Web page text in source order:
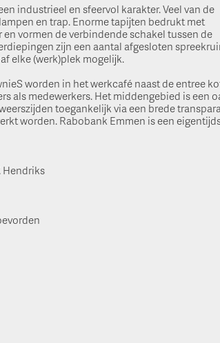
industrieel en sfeervol karakter. Veel van de
en trap. Enorme tapijten bedrukt met
vormen de verbindende schakel tussen de
zijn een aantal afgesloten
elke (werk)plek mogelijk.
worden in het werkcafé naast de entree
als medewerkers. Het middengebied is een
toegankelijk via een brede
worden. Rabobank Emmen is een
Hendriks